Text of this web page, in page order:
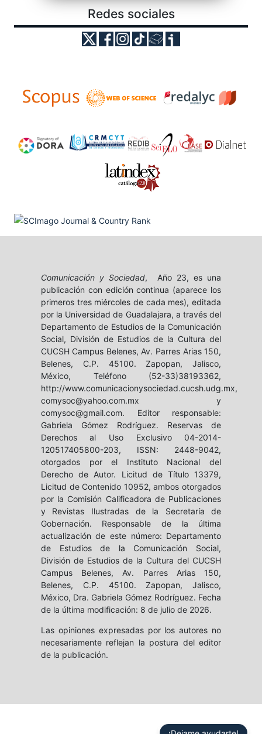
Redes sociales
Comunicación y Sociedad, Año 23, es una
publicación con edición continua (aparece los
primeros tres miércoles de cada mes), editada
por la Universidad de Guadalajara, a través del
Departamento de Estudios de la Comunicación
Social, División de Estudios de la Cultura del
CUCSH Campus Belenes, Av. Parres Arias 150,
Belenes, C.P. 45100. Zapopan, Jalisco,
México, Teléfono (52-33)38193362,
http://www.comunicacionysociedad.cucsh.udg.mx,
comysoc@yahoo.com.mx y
comysoc@gmail.com. Editor responsable:
Gabriela Gómez Rodríguez. Reservas de
Derechos al Uso Exclusivo 04-2014-
120517405800-203, ISSN: 2448-9042,
otorgados por el Instituto Nacional del
Derecho de Autor. Licitud de Título 13379,
Licitud de Contenido 10952, ambos otorgados
por la Comisión Calificadora de Publicaciones
y Revistas Ilustradas de la Secretaría de
Gobernación. Responsable de la última
actualización de este número: Departamento
de Estudios de la Comunicación Social,
División de Estudios de la Cultura del CUCSH
Campus Belenes, Av. Parres Arias 150,
Belenes, C.P. 45100. Zapopan, Jalisco,
México, Dra. Gabriela Gómez Rodríguez. Fecha
de la última modificación: 8 de julio de 2026.
Las opiniones expresadas por los autores no
necesariamente reflejan la postura del editor
de la publicación.